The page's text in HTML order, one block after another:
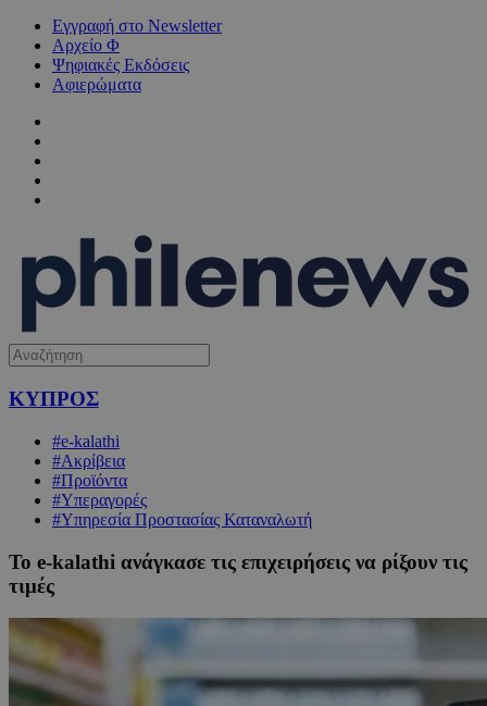
Εγγραφή στο Newsletter
Αρχείο Φ
Ψηφιακές Εκδόσεις
Αφιερώματα
ΚΥΠΡΟΣ
#e-kalathi
#Ακρίβεια
#Προϊόντα
#Υπεραγορές
#Υπηρεσία Προστασίας Καταναλωτή
Το e-kalathi ανάγκασε τις επιχειρήσεις να ρίξουν τις
τιμές